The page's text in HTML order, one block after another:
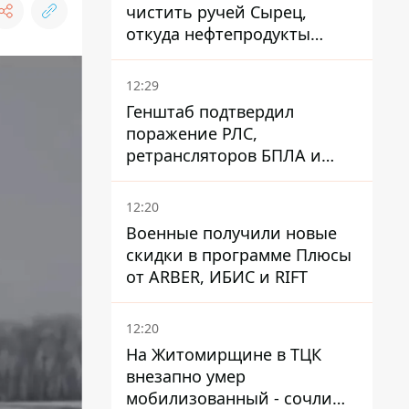
чистить ручей Сырец,
откуда нефтепродукты
попадали в озера
12:29
Генштаб подтвердил
поражение РЛС,
ретрансляторов БПЛА и
других военных объектов
РФ в Крыму и на юге
12:20
Военные получили новые
скидки в программе Плюсы
от ARBER, ИБИС и RIFT
12:20
На Житомирщине в ТЦК
внезапно умер
мобилизованный - сочли